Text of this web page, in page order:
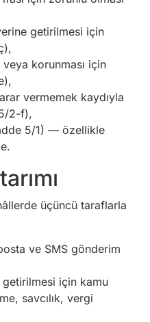
getirilmesi için
veya korunması için
vermemek kaydıyla
2-f),
5/1) — özellikle
üçüncü taraflarla
ve SMS gönderim
için kamu
savcılık, vergi